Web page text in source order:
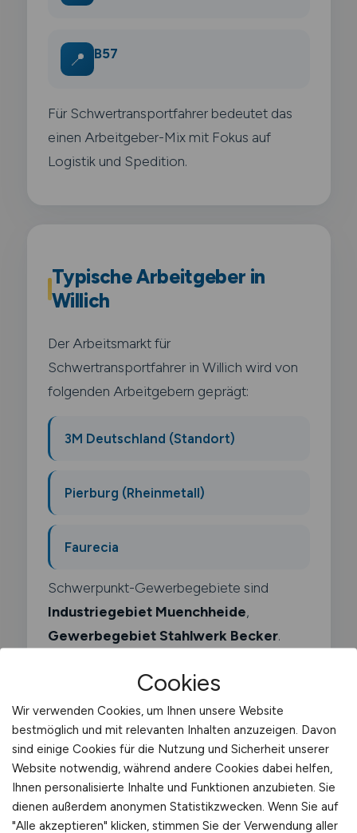
📍 B57
Für Schwertransportfahrer bedeutet das
einen Arbeitgeber-Mix mit Fokus auf
Logistik und Spedition.
Typische Arbeitgeber in
Willich
Der Arbeitsmarkt für
Schwertransportfahrer in Willich wird von
folgenden Arbeitgebern geprägt:
3M Deutschland (Standort)
Pierburg (Rheinmetall)
Faurecia
Schwerpunkt-Gewerbegebiete sind
Industriegebiet Muenchheide,
Gewerbegebiet Stahlwerk Becker.
Was macht ein
Schwertransportfahrer?
Als Schwertransportfahrer bewegst du
Cookies
Wir verwenden Cookies, um Ihnen unsere Website
bestmöglich und mit relevanten Inhalten anzuzeigen. Davon
sind einige Cookies für die Nutzung und Sicherheit unserer
Website notwendig, während andere Cookies dabei helfen,
Ihnen personalisierte Inhalte und Funktionen anzubieten. Sie
dienen außerdem anonymen Statistikzwecken. Wenn Sie auf
"Alle akzeptieren" klicken, stimmen Sie der Verwendung aller